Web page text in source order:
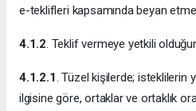
e-teklifleri kapsamında beyan
4.1.2. Teklif vermeye yetkili
4.1.2.1. Tüzel kişilerde; isteklilerin
ilgisine göre, ortaklar ve ortaklık